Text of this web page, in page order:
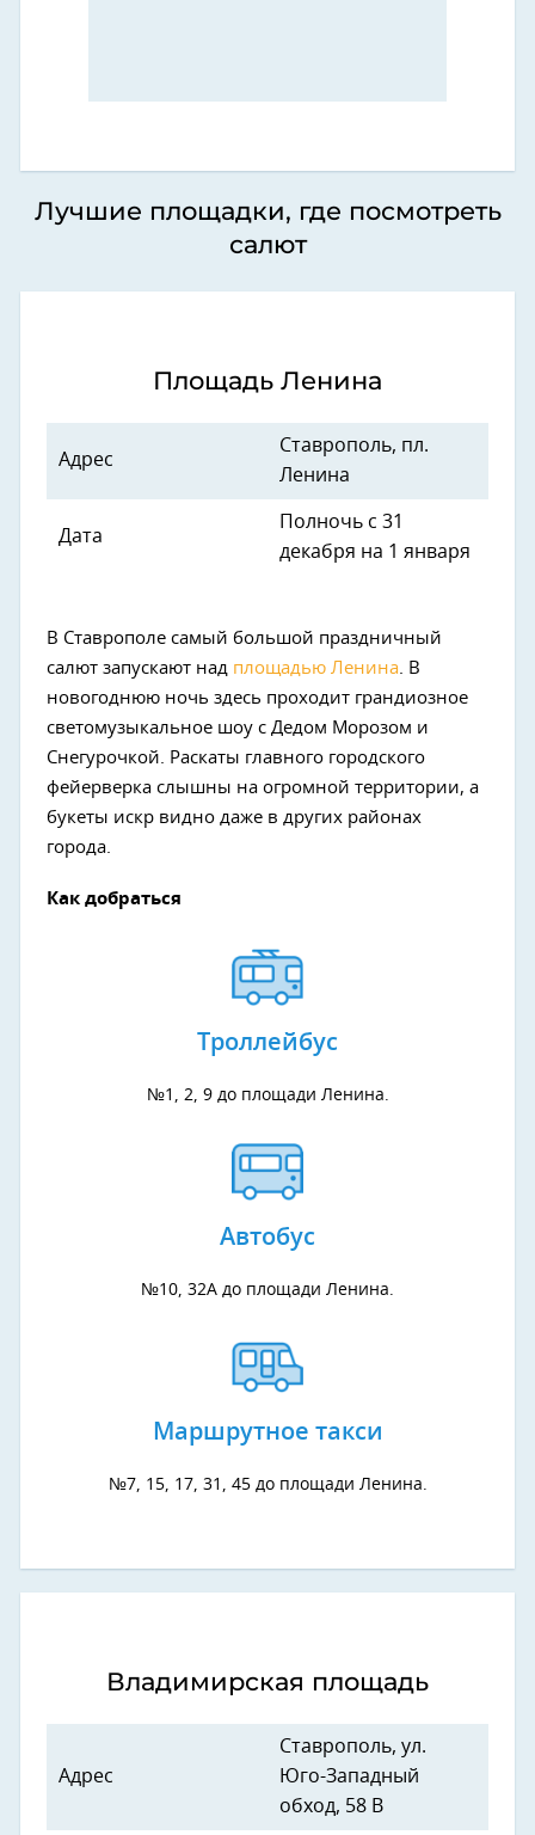
Лучшие площадки, где посмотреть
салют
Площадь Ленина
Адрес
Ставрополь, пл.
Ленина
Дата
Полночь с 31
декабря на 1 января
В Ставрополе самый большой праздничный
салют запускают над площадью Ленина. В
новогоднюю ночь здесь проходит грандиозное
светомузыкальное шоу с Дедом Морозом и
Снегурочкой. Раскаты главного городского
фейерверка слышны на огромной территории, а
букеты искр видно даже в других районах
города.
Как добраться
Троллейбус
№1, 2, 9 до площади Ленина.
Автобус
№10, 32А до площади Ленина.
Маршрутное такси
№7, 15, 17, 31, 45 до площади Ленина.
Владимирская площадь
Адрес
Ставрополь, ул.
Юго-Западный
обход, 58 В